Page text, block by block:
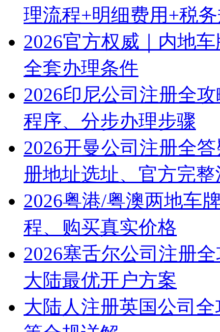
理流程+明细费用+税
2026官方权威｜内地
全套办理条件
2026印尼公司注册全
程序、分步办理步骤
2026开曼公司注册全
册地址选址、官方完
2026粤港/粤澳两地车
程、购买真实价格
2026塞舌尔公司注册
大陆最优开户方案
大陆人注册英国公司